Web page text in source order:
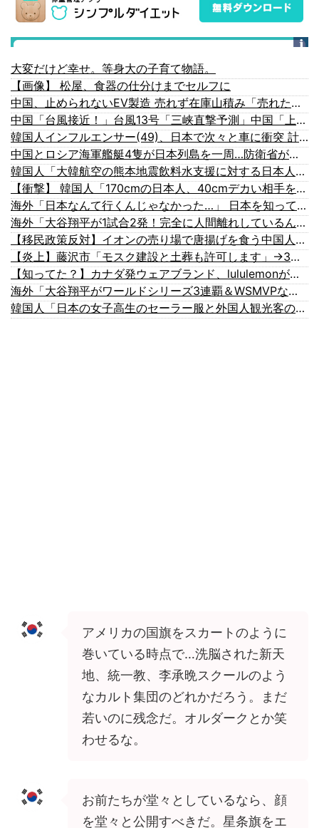
大変だけど幸せ。等身大の子育て物語。
【画像】 松屋、食器の仕分けまでセルフに
中国、止められないEV製造 売れず在庫山積み「売れたこと」にして補助金を騙し取る事案を思いつきが横行
中国「台風接近！」台風13号「三峡直撃予測」中国「上流大洪水！（三峡上流」中国都市「8/5の映像（動画」三峡ダム「緊急放流（決壊危機」中国「下流大水害（震え声」→
韓国人インフルエンサー(49)、日本で次々と車に衝突 計7台巻き込み 八王子
中国とロシア海軍艦艇4隻が日本列島を一周…防衛省が全航路を公開！
韓国人「大韓航空の熊本地震飲料水支援に対する日本人の反応をご覧ください・・・」→「」
【衝撃】 韓国人「170cmの日本人、40cmデカい相手を踊らせてる」
海外「日本なんて行くんじゃなかった…」 日本を知ってしまったディズニー信者、帰国後『本家』に失望する事態に
海外「大谷翔平が1試合2発！完全に人間離れしているんだが…」
【移民政策反対】イオンの売り場で唐揚げを食う中国人の子供
【炎上】藤沢市「モスク建設と土葬も許可します」→3万人の反対署名も却下
【知ってた？】カナダ発ウェアブランド、lululemonが日本でオープン→店名は日本差別からできた？
海外「大谷翔平がワールドシリーズ3連覇＆WSMVPなら歴代何位？海外ファンの答えがこちら」
韓国人「日本の女子高生のセーラー服と外国人観光客の関係性」
アメリカの国旗をスカートのように
巻いている時点で…洗脳された新天
地、統一教、李承晩スクールのよう
なカルト集団のどれかだろう。まだ
若いのに残念だ。オルダークとか笑
わせるな。
お前たちが堂々としているなら、顔
を堂々と公開すべきだ。星条旗をエ